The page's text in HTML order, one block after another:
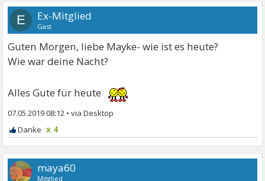
E Ex-Mitglied
Gast
Guten Morgen, liebe Mayke- wie ist es heute?
Wie war deine Nacht?
Alles Gute für heute
07.05.2019 08:12 •
x 4
maya60
Mitglied